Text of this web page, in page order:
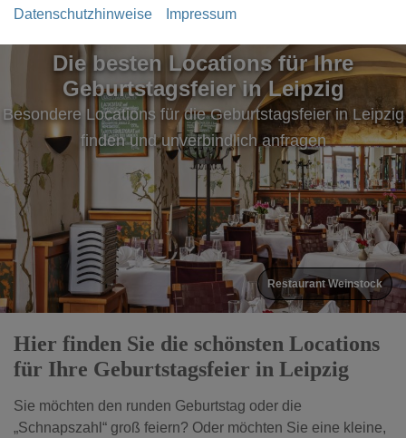
Datenschutzhinweise Impressum
Die besten Locations für Ihre
Geburtstagsfeier in Leipzig
Besondere Locations für die Geburtstagsfeier in Leipzig
finden und unverbindlich anfragen
Restaurant Weinstock
Hier finden Sie die schönsten Locations
für Ihre Geburtstagsfeier in Leipzig
Sie möchten den runden Geburtstag oder die
„Schnapszahl“ groß feiern? Oder möchten Sie eine kleine,